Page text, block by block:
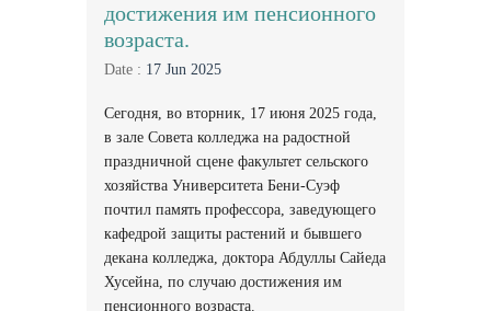
достижения им пенсионного
возраста.
Date : 17 Jun 2025
Сегодня, во вторник, 17 июня 2025 года,
в зале Совета колледжа на радостной
праздничной сцене факультет сельского
хозяйства Университета Бени-Суэф
почтил память профессора, заведующего
кафедрой защиты растений и бывшего
декана колледжа, доктора Абдуллы Сайеда
Хусейна, по случаю достижения им
пенсионного возраста.